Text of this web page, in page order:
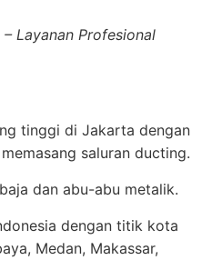
Layanan Profesional
tinggi di Jakarta dengan
saluran ducting.
dan abu-abu metalik.
dengan titik kota
Medan, Makassar,